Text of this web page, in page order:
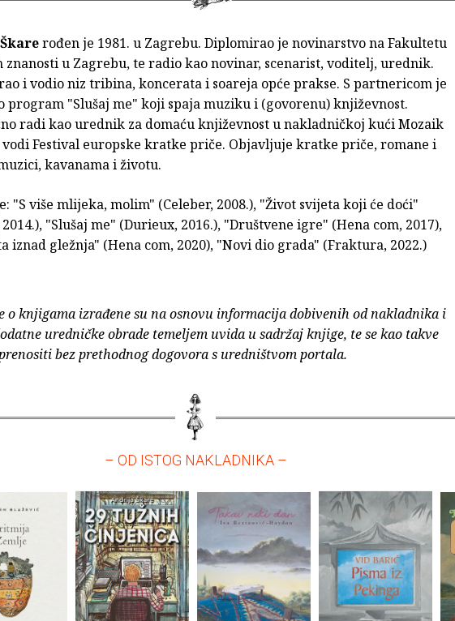
rođen je 1981. u Zagrebu. Diplomirao je novinarstvo na Fakultetu
u Zagrebu, te radio kao novinar, scenarist, voditelj, urednik.
i vodio niz tribina, koncerata i soareja opće prakse. S partnericom je
program "Slušaj me" koji spaja muziku i (govorenu) književnost.
radi kao urednik za domaću književnost u nakladničkoj kući Mozaik
Festival europske kratke priče. Objavljuje kratke priče, romane i
kavanama i životu.
"S više mlijeka, molim" (Celeber, 2008.), "Život svijeta koji će doći"
2014.), "Slušaj me" (Durieux, 2016.), "Društvene igre" (Hena com, 2017),
iznad gležnja" (Hena com, 2020), "Novi dio grada" (Fraktura, 2022.)
o knjigama izrađene su na osnovu informacija dobivenih od nakladnika i
uredničke obrade temeljem uvida u sadržaj knjige, te se kao takve
bez prethodnog dogovora s uredništvom portala.
– OD ISTOG NAKLADNIKA –